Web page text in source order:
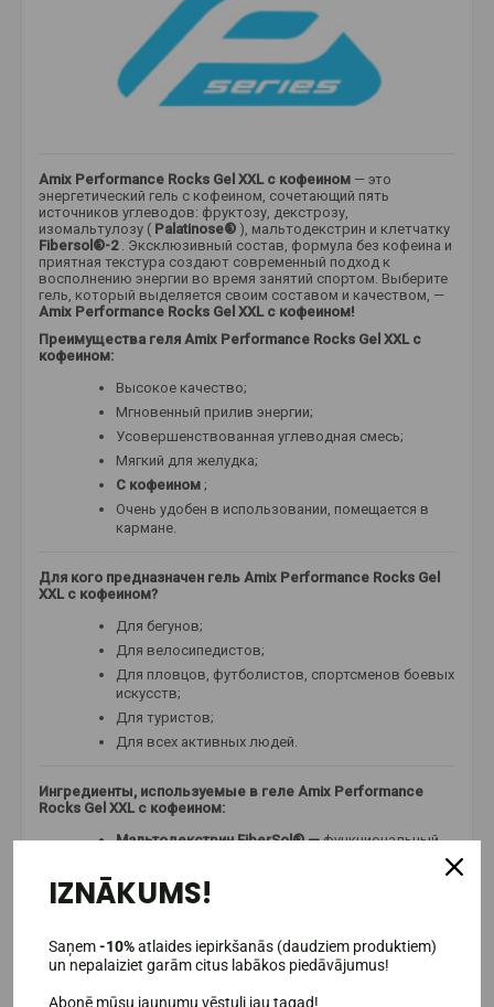
Amix Performance Rocks Gel XXL с кофеином — это
энергетический гель с кофеином, сочетающий пять
источников углеводов: фруктозу, декстрозу,
изомальтулозу ( Palatinose® ), мальтодекстрин и клетчатку
Fibersol®-2. Эксклюзивный состав, формула без кофеина и
приятная текстура создают современный подход к
восполнению энергии во время занятий спортом. Выберите
гель, который выделяется своим составом и качеством, —
Amix Performance Rocks Gel XXL с кофеином!
Преимущества геля Amix Performance Rocks Gel XXL с
кофеином:
Высокое качество;
Мгновенный прилив энергии;
Усовершенствованная углеводная смесь;
Мягкий для желудка;
С кофеином ;
Очень удобен в использовании, помещается в
кармане.
Для кого предназначен гель Amix Performance Rocks Gel
XXL с кофеином?
Для бегунов;
Для велосипедистов;
Для пловцов, футболистов, спортсменов боевых
искусств;
Для туристов;
Для всех активных людей.
Ингредиенты, используемые в геле Amix Performance
Rocks Gel XXL с кофеином:
Мальтодекстрин FiberSol® —функциональный
пищеварению и обеспечивает сбалансированную
соревнований.
Фруктоза и декстроза —
быстрая поддержка
мышц во время пиковых нагрузок. Декстроза
IZNĀKUMS!
Saņem-10%atlaides iepirkšanās (daudziem produktiem)
un nepalaiziet garām citus labākos piedāvājumus!
Abonē mūsu jaunumu vēstuli jau tagad!